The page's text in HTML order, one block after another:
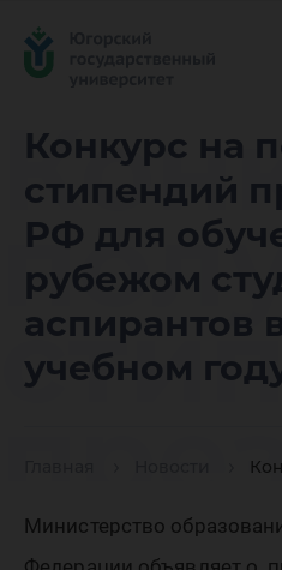
Конкурс на
стипендий
РФ для
рубежом
аспирантов
учебном
Министерство